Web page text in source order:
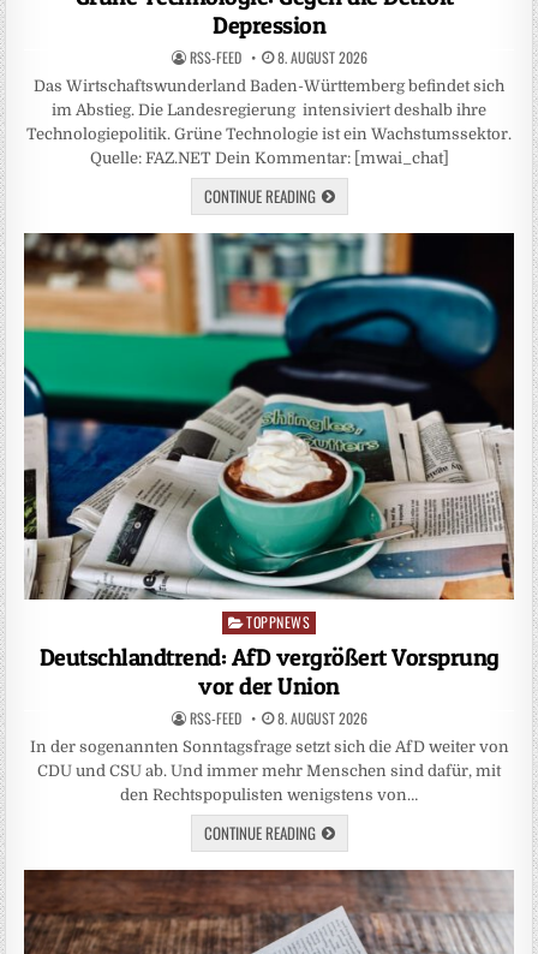
Depression
RSS-FEED 8. AUGUST 2026
Das Wirtschaftswunderland Baden-Württemberg befindet sich
im Abstieg. Die Landesregierung intensiviert deshalb ihre
Technologiepolitik. Grüne Technologie ist ein Wachstumssektor.
Quelle: FAZ.NET Dein Kommentar: [mwai_chat]
CONTINUE READING
Posted
TOPPNEWS
Deutschlandtrend: AfD vergrößert Vorsprung
vor der Union
RSS-FEED 8. AUGUST 2026
In der sogenannten Sonntagsfrage setzt sich die AfD weiter von
CDU und CSU ab. Und immer mehr Menschen sind dafür, mit
den Rechtspopulisten wenigstens von…
CONTINUE READING